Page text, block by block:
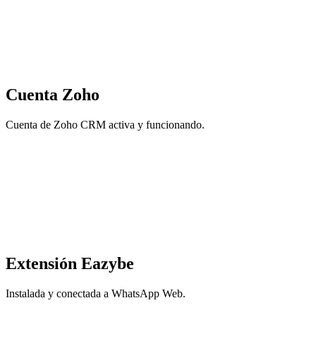
Cuenta Zoho
Cuenta de Zoho CRM activa y funcionando.
Extensión Eazybe
Instalada y conectada a WhatsApp Web.